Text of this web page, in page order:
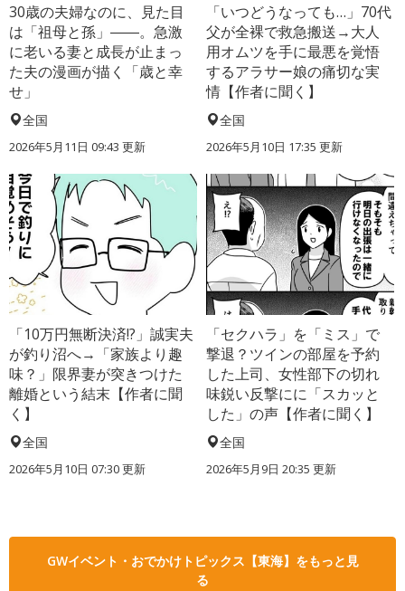
30歳の夫婦なのに、見た目
は「祖母と孫」――。急激
に老いる妻と成長が止まっ
た夫の漫画が描く「歳と幸
せ」
全国
2026年5月11日 09:43 更新
「いつどうなっても…」70代
父が全裸で救急搬送→大人
用オムツを手に最悪を覚悟
するアラサー娘の痛切な実
情【作者に聞く】
全国
2026年5月10日 17:35 更新
「10万円無断決済!?」誠実夫
が釣り沼へ→「家族より趣
味？」限界妻が突きつけた
離婚という結末【作者に聞
く】
全国
2026年5月10日 07:30 更新
「セクハラ」を「ミス」で
撃退？ツインの部屋を予約
した上司、女性部下の切れ
味鋭い反撃にに「スカッと
した」の声【作者に聞く】
全国
2026年5月9日 20:35 更新
GWイベント・おでかけトピックス【東海】をもっと見
る